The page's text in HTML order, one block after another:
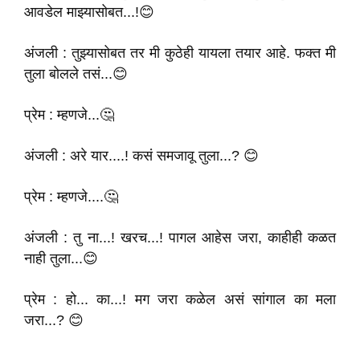
आवडेल माझ्यासोबत...!😊
अंजली : तुझ्यासोबत तर मी कुठेही यायला तयार आहे. फक्त मी
तुला बोलले तसं...😊
प्रेम : म्हणजे...🤔
अंजली : अरे यार....! कसं समजावू तुला...? 😊
प्रेम : म्हणजे....🤔
अंजली : तु ना...! खरच...! पागल आहेस जरा, काहीही कळत
नाही तुला...😊
प्रेम : हो... का...! मग जरा कळेल असं सांगाल का मला
जरा...? 😊